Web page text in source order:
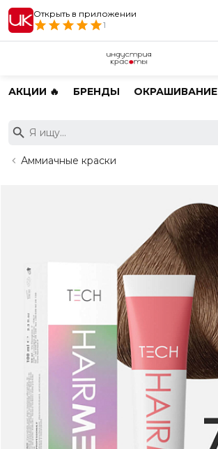
Открыть в приложении
1
АКЦИИ 🔥 БРЕНДЫ ОКРАШИВАНИЕ
Аммиачные краски